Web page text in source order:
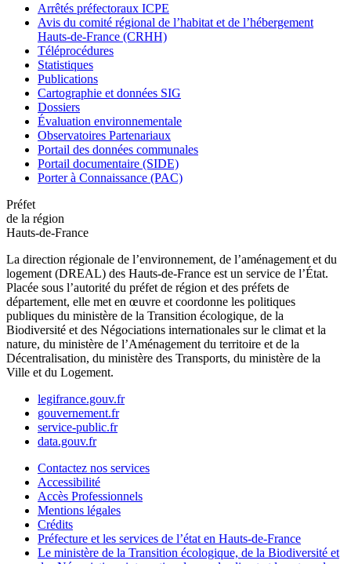
Arrêtés préfectoraux ICPE
Avis du comité régional de l’habitat et de l’hébergement
Hauts-de-France (CRHH)
Téléprocédures
Statistiques
Publications
Cartographie et données SIG
Dossiers
Évaluation environnementale
Observatoires Partenariaux
Portail des données communales
Portail documentaire (SIDE)
Porter à Connaissance (PAC)
Préfet
de la région
Hauts-de-France
La direction régionale de l’environnement, de l’aménagement et du
logement (DREAL) des Hauts-de-France est un service de l’État.
Placée sous l’autorité du préfet de région et des préfets de
département, elle met en œuvre et coordonne les politiques
publiques du ministère de la Transition écologique, de la
Biodiversité et des Négociations internationales sur le climat et la
nature, du ministère de l’Aménagement du territoire et de la
Décentralisation, du ministère des Transports, du ministère de la
Ville et du Logement.
legifrance.gouv.fr
gouvernement.fr
service-public.fr
data.gouv.fr
Contactez nos services
Accessibilité
Accès Professionnels
Mentions légales
Crédits
Préfecture et les services de l’état en Hauts-de-France
Le ministère de la Transition écologique, de la Biodiversité et